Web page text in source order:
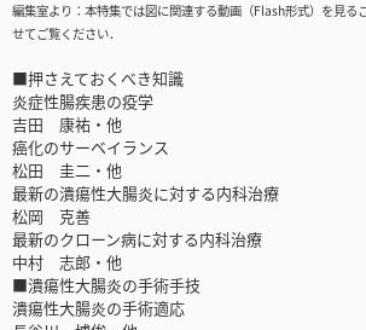
編集室より：本特集では図に関連する動画（Flash形式）を見る
せてご覧ください．
■押さえておくべき知識
炎症性腸疾患の疫学
吉田 康祐・他
癌化のサーベイランス
松田 圭二・他
最新の潰瘍性大腸炎に対する内科治療
松岡 克善
最新のクローン病に対する内科治療
中村 志郎・他
■潰瘍性大腸炎の手術手技
潰瘍性大腸炎の手術適応